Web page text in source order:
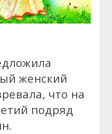
женский
что на
подряд